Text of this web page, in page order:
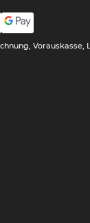
Vorauskasse,